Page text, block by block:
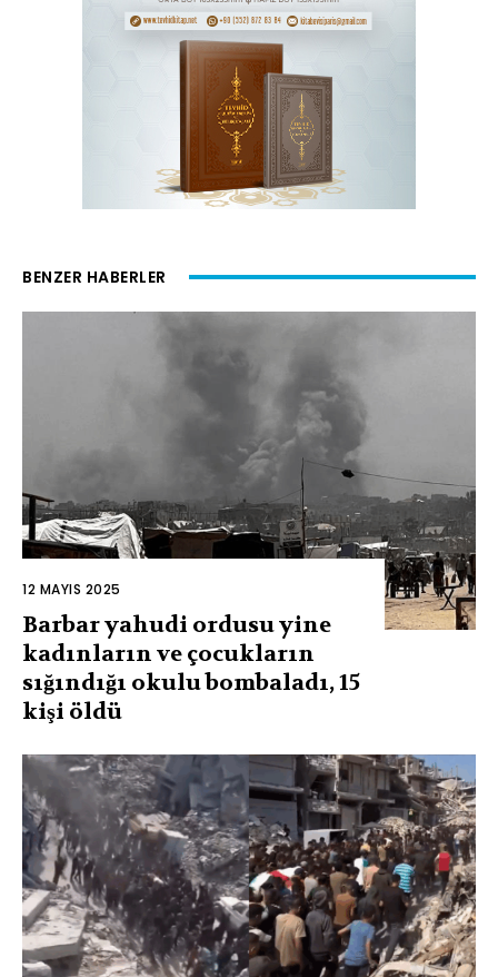
BENZER HABERLER
12 MAYIS 2025
Barbar yahudi ordusu yine
kadınların ve çocukların
sığındığı okulu bombaladı, 15
kişi öldü